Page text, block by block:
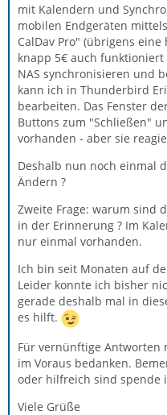
mit Kalendern und
mobilen Endgeräten
CalDav Pro" (übrigens
knapp 5€ auch
NAS synchronisieren und
kann ich in Thunderbird
bearbeiten. Das Fenster
Buttons zum "Schließen"
vorhanden - aber sie
Deshalb nun noch einmal
Ändern ?
Zweite Frage: warum sind
in der Erinnerung ? Im
nur einmal vorhanden.
Ich bin seit Monaten auf
Leider konnte ich bisher
gerade deshalb mal in
es hilft.
Für vernünftige Antworten
im Voraus bedanken.
oder hilfreich sind spende
Viele Grüße